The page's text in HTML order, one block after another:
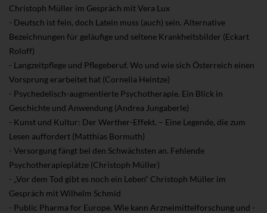
Christoph Müller im Gespräch mit Vera Lux
- Deutsch ist fein, doch Latein muss (auch) sein. Alternative
Bezeichnungen für geläufige und seltene Krankheitsbilder (Eckart
Roloff)
- Langzeitpflege und Pflegeberuf. Wo und wie sich Österreich einen
Vorsprung erarbeitet hat (Cornelia Heintze)
- Psychedelisch-augmentierte Psychotherapie. Ein Blick in
Geschichte und Anwendung (Andrea Jungaberle)
- Kunst und Kultur: Der Werther-Effekt. – Eine Legende, die zum
Lesen auffordert (Matthias Bormuth)
- Versorgung fängt bei den Schwächsten an. Fehlende
Psychotherapieplätze (Christoph Müller)
- „Vor dem Tod gibt es noch ein Leben“ Christoph Müller im
Gespräch mit Wilhelm Schmid
- Public Pharma for Europe. Wie kann Arzneimittelforschung und -